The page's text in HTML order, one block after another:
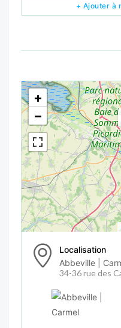
+ Ajouter à
<!---->
+
−
Localisation
Abbeville |
34-36 rue des